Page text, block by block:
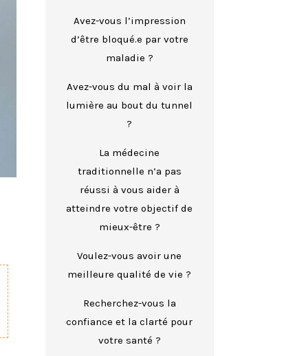
Avez-vous l’impression
d’être bloqué.e par votre
maladie ?
Avez-vous du mal à voir la
lumière au bout du tunnel
?
La médecine
traditionnelle n’a pas
réussi à vous aider à
atteindre votre objectif de
mieux-être ?
Voulez-vous avoir une
meilleure qualité de vie ?
Recherchez-vous la
confiance et la clarté pour
votre santé ?